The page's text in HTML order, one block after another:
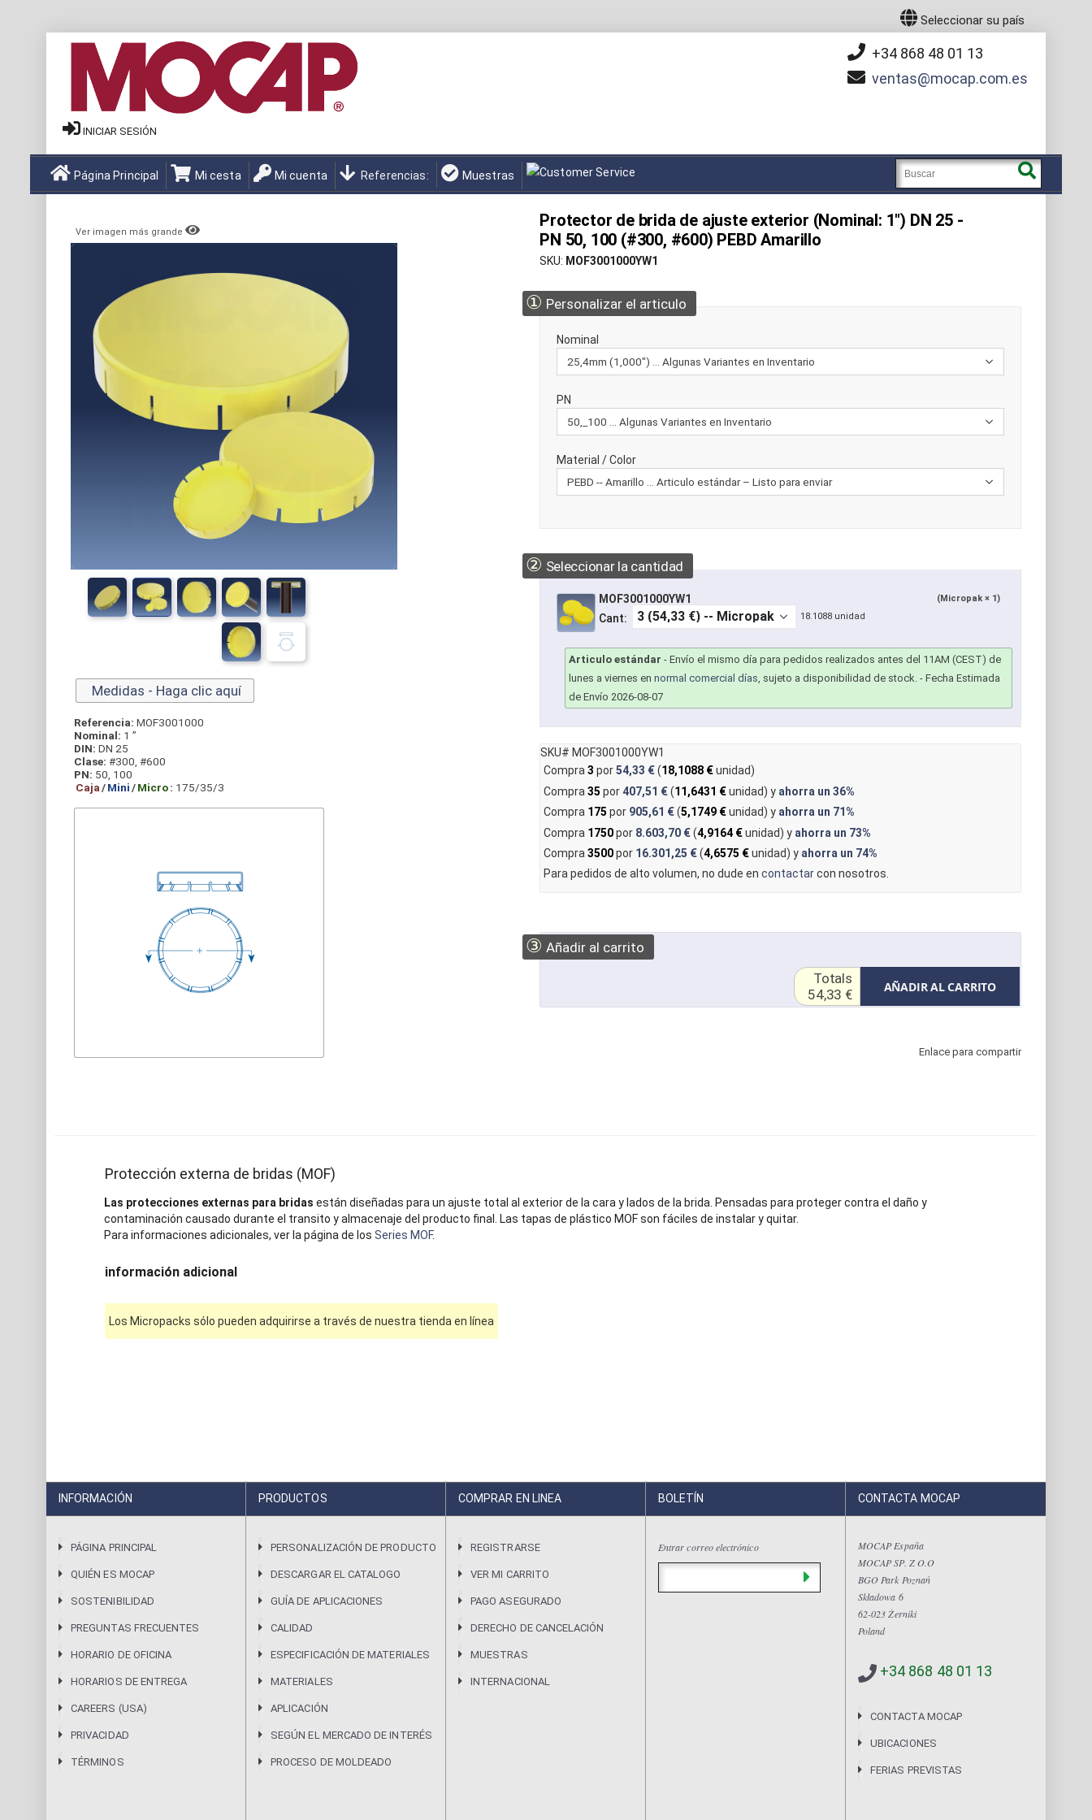
Seleccionar su país
+34 868 48 01 13
ventas
mocap.com.es
INICIAR SESIÓN
Página Principal Mi cesta Mi cuenta Referencias: Muestras
Protector de brida de ajuste exterior (Nominal: 1") DN 25 -
PN 50, 100 (#300, #600) PEBD Amarillo
SKU MOF3001000YW1
① Personalizar el articulo
Nominal
PN
Material / Color
② Seleccionar la cantidad
MOF3001000YW1 (Micropak × 1)
Cant: 18.1088 unidad
Articulo estándar -Envío el mismo día para pedidos realizados antes del 11AM (CEST) de
lunes a viernes ennormal comercial días, sujeto a disponibilidad de stock. - Fecha Estimada
de Envío 2026-08-07
SKU# MOF3001000YW1
Compra3 por54,33 €(18,1088 €unidad)
Compra 35 por407,51 €(11,6431 €unidad) y ahorra un 36%
Compra 175 por 905,61 €(5,1749 €unidad) y ahorra un 71%
Compra 1750por 8.603,70 €(4,9164 €unidad) y ahorra un 73%
Compra 3500por 16.301,25 €(4,6575 €unidad) y ahorra un 74%
Para pedidos de alto volumen, no dude en contactarcon nosotros.
③ Añadir al carrito
AÑADIR AL CARRITO
Totals
54,33 €
Enlace para compartir
Ver imagen más grande
Medidas - Haga clic aquí
Referencia: MOF3001000
Nominal: 1 ”
DIN: DN 25
Clase: #300, #600
PN: 50, 100
Caja/Mini/Micro: 175/35/3
Protección externa de bridas (MOF)
Las protecciones externas para bridas están diseñadas para un ajuste total al exterior de la cara y lados de la brida. Pensadas para proteger contra el daño y
contaminación causado durante el transito y almacenaje del producto final. Las tapas de plástico MOF son fáciles de instalar y quitar.
Para informaciones adicionales, ver la página de los Series MOF.
información adicional
Los Micropacks sólo pueden adquirirse a través de nuestra tienda en línea
INFORMACIÓN
PÁGINA PRINCIPAL
QUIÉN ES MOCAP
SOSTENIBILIDAD
PREGUNTAS FRECUENTES
HORARIO DE OFICINA
HORARIOS DE ENTREGA
CAREERS (USA)
PRIVACIDAD
TÉRMINOS
PRODUCTOS
PERSONALIZACIÓN DE PRODUCTO
DESCARGAR EL CATALOGO
GUÍA DE APLICACIONES
CALIDAD
ESPECIFICACIÓN DE MATERIALES
MATERIALES
APLICACIÓN
SEGÚN EL MERCADO DE INTERÉS
PROCESO DE MOLDEADO
COMPRAR EN LINEA
REGISTRARSE
VER MI CARRITO
PAGO ASEGURADO
DERECHO DE CANCELACIÓN
MUESTRAS
INTERNACIONAL
BOLETÍN
Entrar correo electrónico
CONTACTA MOCAP
MOCAP España
MOCAP SP. Z O.O
BGO Park Poznań
Składowa 6
62-023 Żerniki
Poland
+34 868 48 01 13
CONTACTA MOCAP
UBICACIONES
FERIAS PREVISTAS